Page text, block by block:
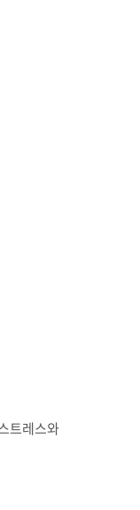
트레스와